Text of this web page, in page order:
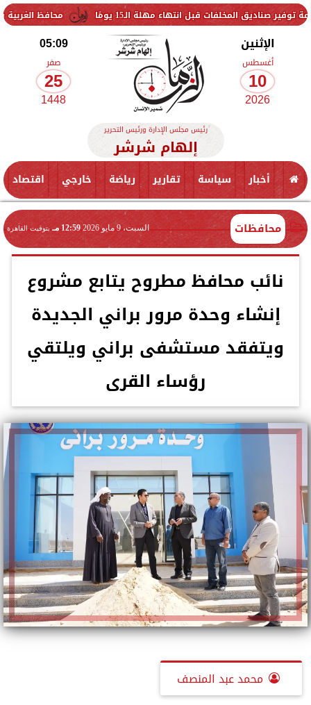
محافظ الغربية يتفقد حزمة قبل انتهاء مهلة الـ15 يومًا
الإثنين
أغسطس
10
2026
05:09
صفر
25
1448
رئيس مجلس الإدارة ورئيس التحرير
إلهام شرشر
أخبار سياسة تقارير رياضة خارجي اقتصاد
محافظات السبت، 9 مايو 2026 12:59 مـ بتوقيت القاهرة
نائب محافظ مطروح يتابع مشروع
إنشاء وحدة مرور براني الجديدة
ويتفقد مستشفى براني ويلتقي
رؤساء القرى
محمد عبد المنصف